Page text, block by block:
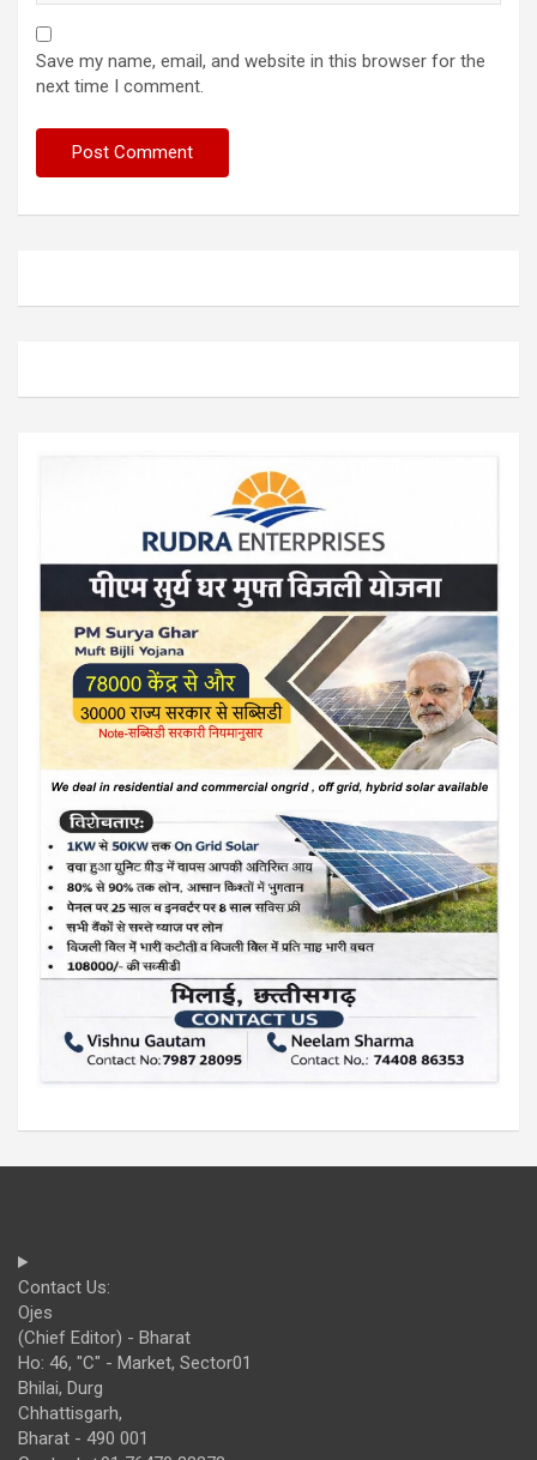
Save my name, email, and website in this browser for the
next time I comment.
Contact Us:
Ojes
(Chief Editor) - Bharat
Ho: 46, "C" - Market, Sector01
Bhilai, Durg
Chhattisgarh,
Bharat - 490 001